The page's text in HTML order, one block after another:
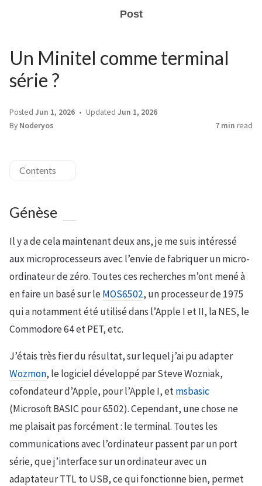
Post
Un Minitel comme terminal
série ?
Posted Jun 1, 2026 Updated Jun 1, 2026
By Noderyos 7 min read
Contents
Génèse
Il y a de cela maintenant deux ans, je me suis intéressé
aux microprocesseurs avec l’envie de fabriquer un micro-
ordinateur de zéro. Toutes ces recherches m’ont mené à
en faire un basé sur leMOS6502, un processeur de 1975
qui a notamment été utilisé dans l’Apple I et II, la NES, le
Commodore 64 et PET, etc.
J’étais très fier du résultat, sur lequel j’ai pu adapter
Wozmon, le logiciel développé par Steve Wozniak,
cofondateur d’Apple, pour l’Apple I, etmsbasic
(Microsoft BASIC pour 6502). Cependant, une chose ne
me plaisait pas forcément : le terminal. Toutes les
communications avec l’ordinateur passent par un port
série, que j’interface sur un ordinateur avec un
adaptateur TTL to USB, ce qui fonctionne bien, permet